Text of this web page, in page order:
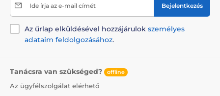
Ide írja az e-mail címét Bejelentkezés
Az űrlap elküldésével hozzájárulok személyes
adataim feldolgozásához.
Tanácsra van szükséged? offline
Az ügyfélszolgálat elérhető